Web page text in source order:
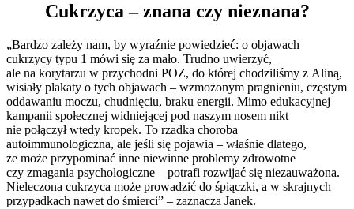
Cukrzyca – znana czy nieznana?
„Bardzo zależy nam, by wyraźnie powiedzieć: o objawach
cukrzycy typu 1 mówi się za mało. Trudno uwierzyć,
ale na korytarzu w przychodni POZ, do której chodziliśmy z Aliną,
wisiały plakaty o tych objawach – wzmożonym pragnieniu, częstym
oddawaniu moczu, chudnięciu, braku energii. Mimo edukacyjnej
kampanii społecznej widniejącej pod naszym nosem nikt
nie połączył wtedy kropek. To rzadka choroba
autoimmunologiczna, ale jeśli się pojawia – właśnie dlatego,
że może przypominać inne niewinne problemy zdrowotne
czy zmagania psychologiczne – potrafi rozwijać się niezauważona.
Nieleczona cukrzyca może prowadzić do śpiączki, a w skrajnych
przypadkach nawet do śmierci” – zaznacza Janek.